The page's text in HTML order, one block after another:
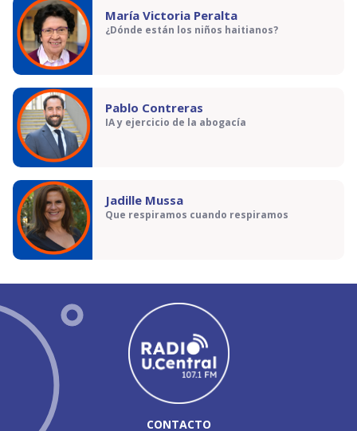
María Victoria Peralta
¿Dónde están los niños haitianos?
Pablo Contreras
IA y ejercicio de la abogacía
Jadille Mussa
Que respiramos cuando respiramos
CONTACTO